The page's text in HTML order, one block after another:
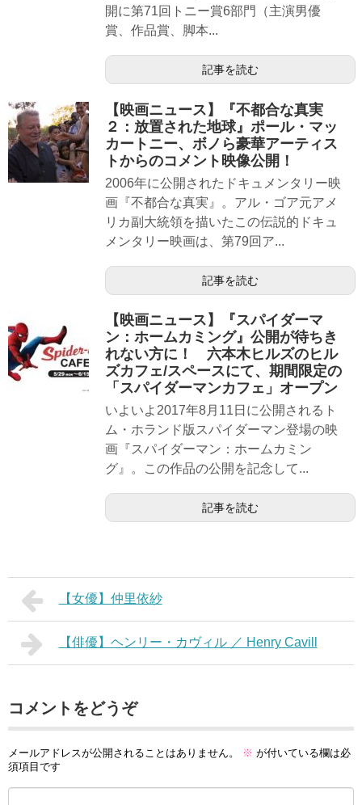
開に第71回トニー賞6部門（主演男優
賞、作品賞、脚本...
記事を読む
【映画ニュース】『不都合な真実
２：放置された地球』ポール・マッ
カートニー、ボノら豪華アーティス
トからのコメント映像公開！
2006年に公開されたドキュメンタリー映
画『不都合な真実』。アル・ゴア元アメ
リカ副大統領を描いたこの伝説的ドキュ
メンタリー映画は、第79回ア...
記事を読む
【映画ニュース】『スパイダーマ
ン：ホームカミング』公開が待ちき
れない方に！ 六本木ヒルズのヒル
ズカフェ/スペースにて、期間限定の
「スパイダーマンカフェ」オープン
いよいよ2017年8月11日に公開されるト
ム・ホランド版スパイダーマン登場の映
画『スパイダーマン：ホームカミン
グ』。この作品の公開を記念して...
記事を読む
【女優】仲里依紗
【俳優】ヘンリー・カヴィル ／ Henry Cavill
コメントをどうぞ
メールアドレスが公開されることはありません。 ※ が付いている欄は必
須項目です